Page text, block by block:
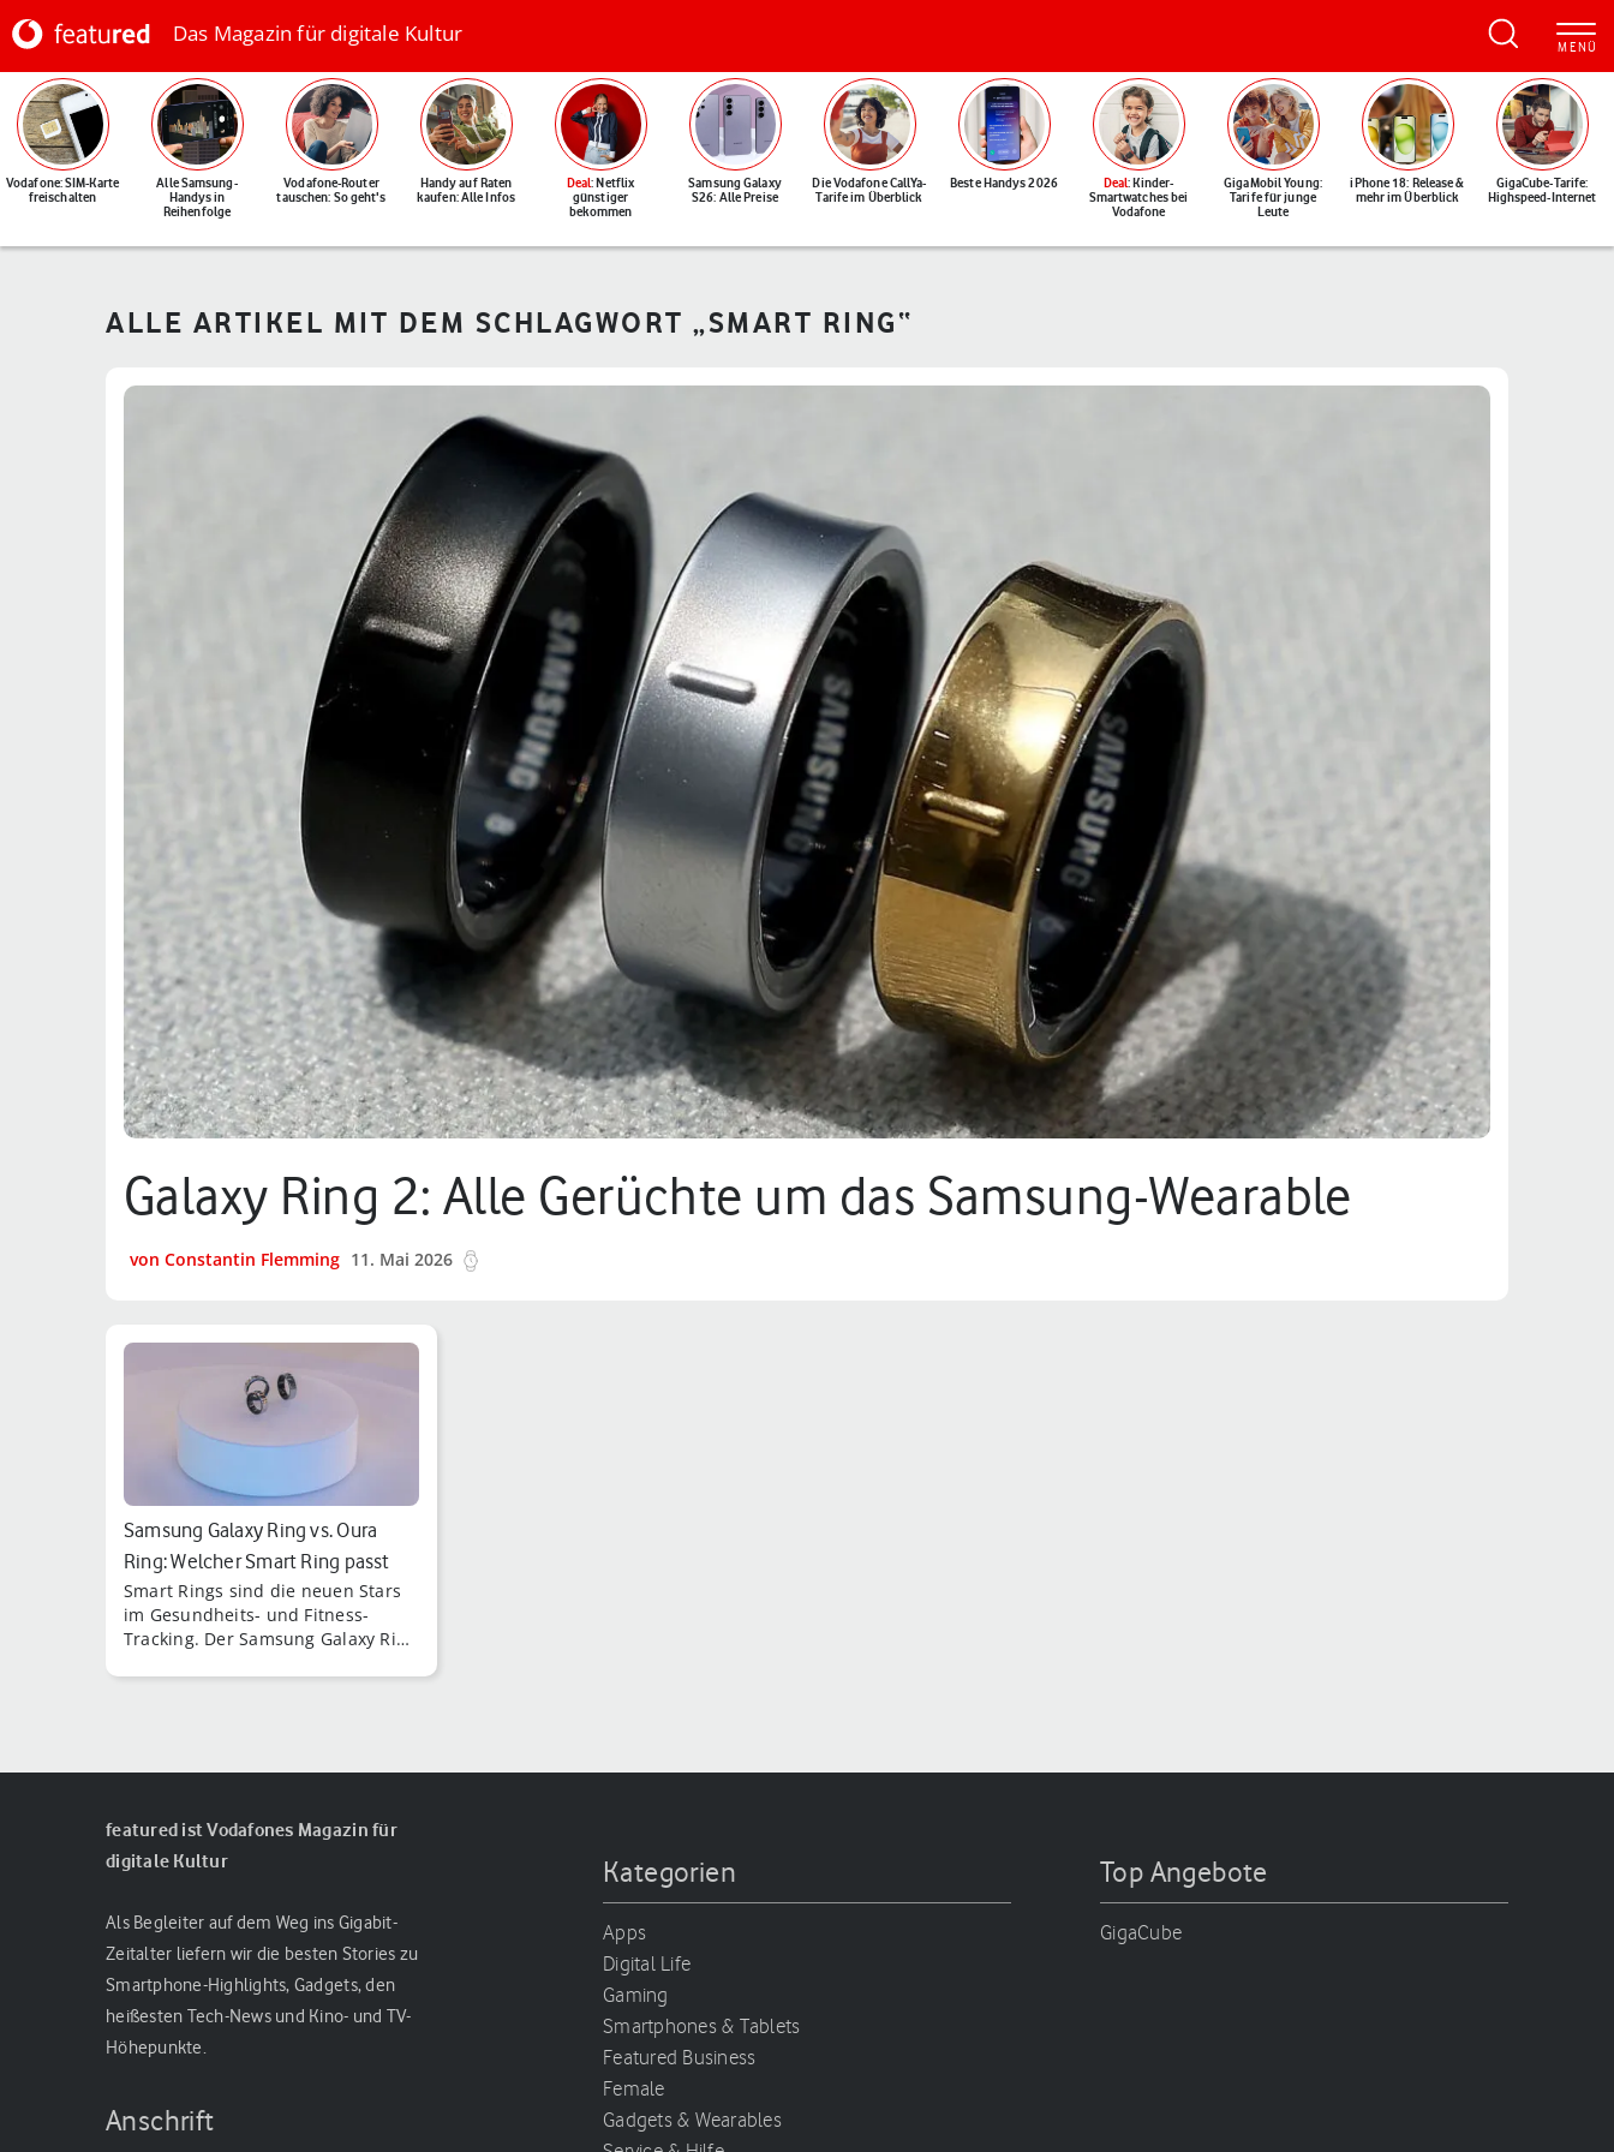
Das Magazin für digitale Kultur
Vodafone: SIM-Karte
freischalten
Alle Samsung-
Handys in
Reihenfolge
Vodafone-Router
tauschen: So geht's
Handy auf Raten
kaufen: Alle Infos
Deal: Netflix
günstiger
bekommen
Samsung Galaxy
S26: Alle Preise
Die Vodafone CallYa-
Tarife im Überblick
Beste Handys 2026 Deal: Kinder-
Smartwatches bei
Vodafone
GigaMobil Young:
Tarife für junge
Leute
iPhone 18: Release &
mehr im Überblick
GigaCube-Tarife:
Highspeed-Internet
ALLE ARTIKEL MIT DEM SCHLAGWORT „SMART RING“
Galaxy Ring 2: Alle Gerüchte um das Samsung-Wearable
von Constantin Flemming 11. Mai 2026
Samsung Galaxy Ring vs. Oura
Ring: Welcher Smart Ring passt
besse…
Smart Rings sind die neuen Stars
im Gesundheits- und Fitness-
Tracking. Der Samsung Galaxy Ring
featured ist Vodafones Magazin für
digitale Kultur
Als Begleiter auf dem Weg ins Gigabit-
Zeitalter liefern wir die besten Stories zu
Smartphone-Highlights, Gadgets, den
heißesten Tech-News und Kino- und TV-
Höhepunkte.
Anschrift
Kategorien
Apps
Digital Life
Gaming
Smartphones & Tablets
Featured Business
Female
Gadgets & Wearables
Top Angebote
GigaCube